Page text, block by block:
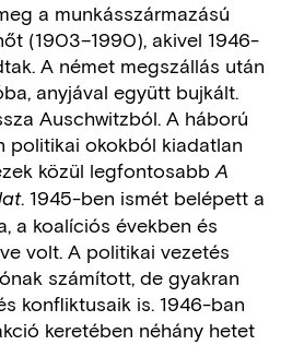
a munkásszármazású
(1903–1990), akivel 1946-
A német megszállás után
anyjával együtt bujkált.
Auschwitzból. A háború
politikai okokból kiadatlan
közül legfontosabb A
. 1945-ben ismét belépett a
a koalíciós években és
volt. A politikai vezetés
számított, de gyakran
konfliktusaik is. 1946-ban
keretében néhány hetet